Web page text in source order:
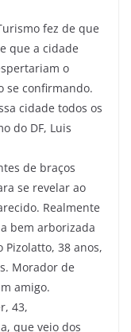
fez de que
que a cidade
o
se confirmando.
cidade todos os
do DF, Luis
de braços
se revelar ao
Realmente
bem arborizada
Pizolatto, 38 anos,
Morador de
amigo.
43,
que veio dos